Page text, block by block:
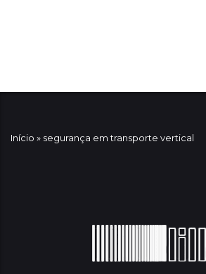
Início » segurança em transporte vertical